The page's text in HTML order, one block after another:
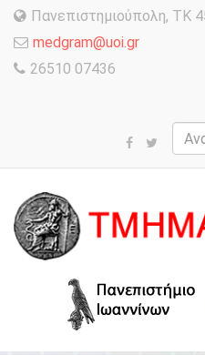
Πανεπιστημιούπολη, TK
medgram@uoi.gr
26510 07436